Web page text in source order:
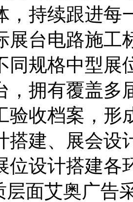
，持续跟进每
展台电路施工
同规格中型展
，拥有覆盖多
验收档案，形
搭建、展会设
位设计搭建各
层面艾奥广告